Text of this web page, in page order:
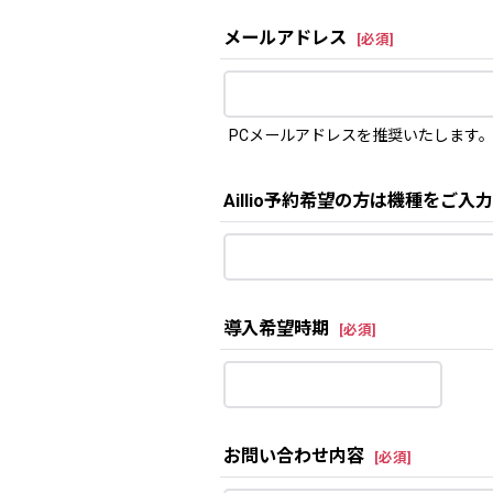
メールアドレス [必須]
PCメールアドレスを推奨いたします。
Aillio予約希望の方は機種をご入力
導入希望時期 [必須]
お問い合わせ内容 [必須]